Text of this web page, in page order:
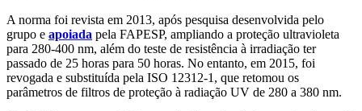
A norma foi revista em 2013, após pesquisa desenvolvida pelo
grupo e apoiada pela FAPESP, ampliando a proteção ultravioleta
para 280-400 nm, além do teste de resistência à irradiação ter
passado de 25 horas para 50 horas. No entanto, em 2015, foi
revogada e substituída pela ISO 12312-1, que retomou os
parâmetros de filtros de proteção à radiação UV de 280 a 380 nm.